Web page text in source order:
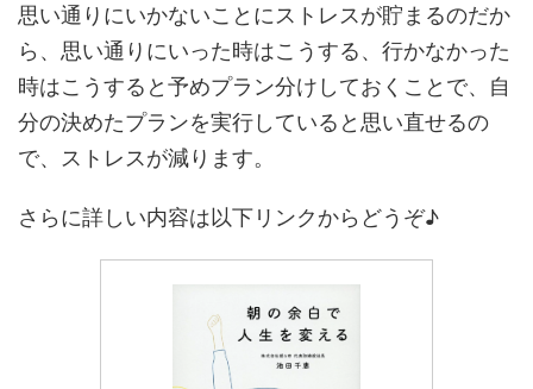
思い通りにいかないことにストレスが貯まるのだか
ら、思い通りにいった時はこうする、行かなかった
時はこうすると予めプラン分けしておくことで、自
分の決めたプランを実行していると思い直せるの
で、ストレスが減ります。
さらに詳しい内容は以下リンクからどうぞ♪